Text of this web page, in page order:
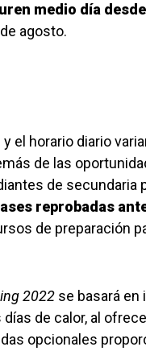
medio día
agosto.
el horario diario
de las
de secundaria
reprobadas
de preparación
2022 se basará en
de calor, al
opcionales